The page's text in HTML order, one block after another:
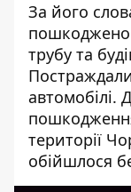
За його
пошкоджено
трубу та
автомобілі.
території
обійшлося